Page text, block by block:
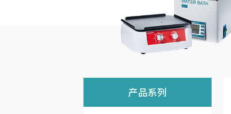
产品系列